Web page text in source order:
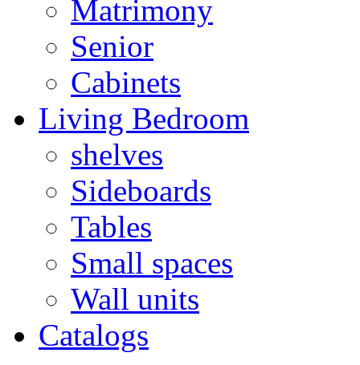
Matrimony
Senior
Cabinets
Living Bedroom
shelves
Sideboards
Tables
Small spaces
Wall units
Catalogs